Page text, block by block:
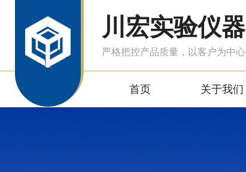
川宏实验仪器
严格把控产品质量，以客户为中心
首页 关于我们